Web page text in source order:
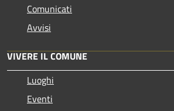
Comunicati
Avvisi
VIVERE IL COMUNE
Luoghi
Eventi